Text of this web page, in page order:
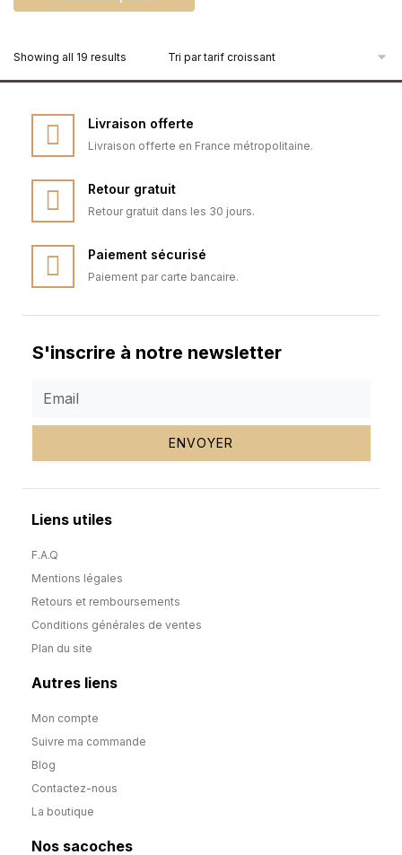
Showing all 19 results
Livraison offerte
Livraison offerte en France métropolitaine.
Retour gratuit
Retour gratuit dans les 30 jours.
Paiement sécurisé
Paiement par carte bancaire.
S'inscrire à notre newsletter
ENVOYER
Liens utiles
F.A.Q
Mentions légales
Retours et remboursements
Conditions générales de ventes
Plan du site
Autres liens
Mon compte
Suivre ma commande
Blog
Contactez-nous
La boutique
Nos sacoches